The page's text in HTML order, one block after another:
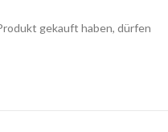
gekauft haben, dürfen